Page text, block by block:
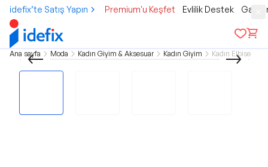
idefix’te Satış Yapın Premium'u Keşfet Evlilik Destek
Ana sayfa Moda Kadın Giyim & Aksesuar Kadın Giyim Kadın Elbise